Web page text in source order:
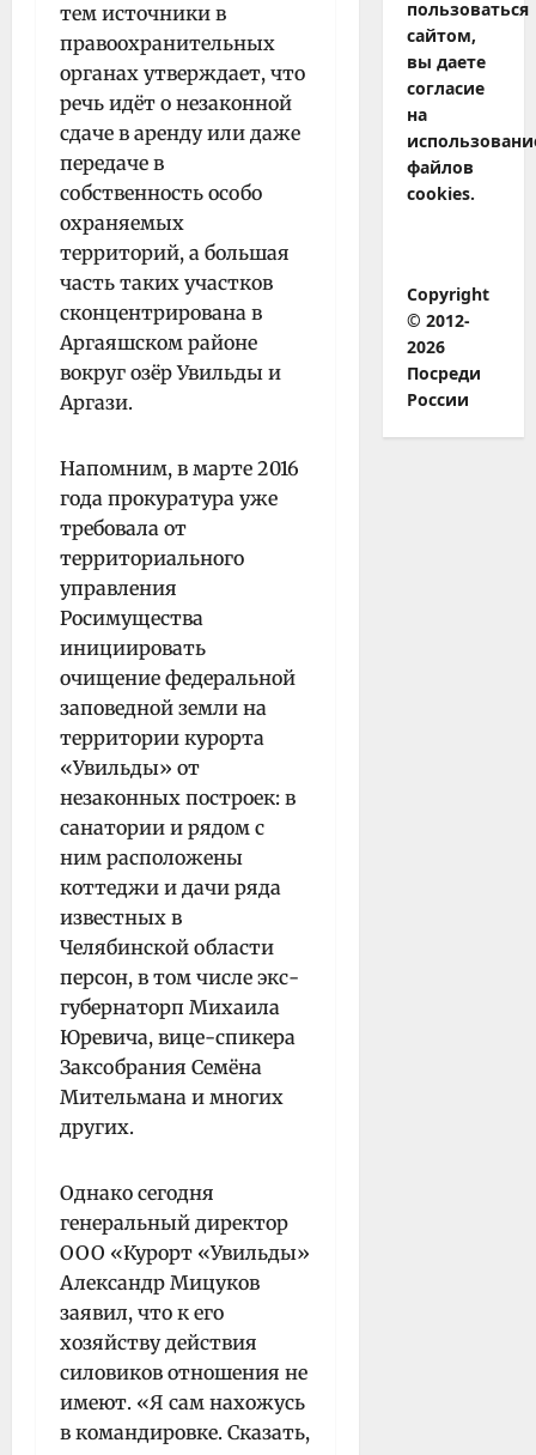
тем источники в
правоохранительных
органах утверждает, что
речь идёт о незаконной
сдаче в аренду или даже
передаче в
собственность особо
охраняемых
территорий, а большая
часть таких участков
сконцентрирована в
Аргаяшском районе
вокруг озёр Увильды и
Аргази.
Напомним, в марте 2016
года прокуратура уже
требовала от
территориального
управления
Росимущества
инициировать
очищение федеральной
заповедной земли на
территории курорта
«Увильды» от
незаконных построек: в
санатории и рядом с
ним расположены
коттеджи и дачи ряда
известных в
Челябинской области
персон, в том числе экс-
губернаторп Михаила
Юревича, вице-спикера
Заксобрания Семёна
Мительмана и многих
других.
Однако сегодня
генеральный директор
ООО «Курорт «Увильды»
Александр Мицуков
заявил, что к его
хозяйству действия
силовиков отношения не
имеют. «Я сам нахожусь
в командировке. Сказать,
пользоваться
сайтом,
вы даете
согласие
на
файлов
cookies.
Copyright
© 2012-
2026
Посреди
России